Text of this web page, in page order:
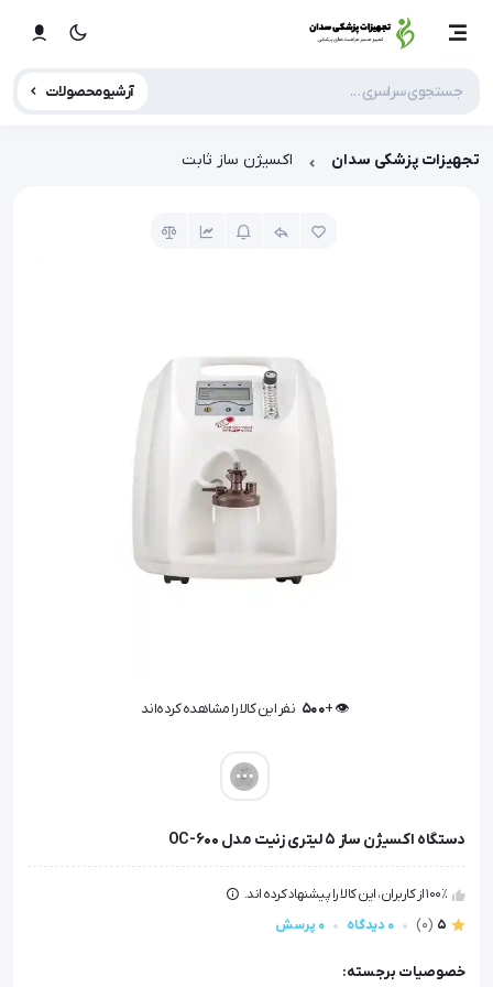
آرشیو محصولات
تجهیزات پزشکی سدان اکسیژن ساز ثابت
👁️ +
500 نفر این کالا را مشاهده کرده‌اند
دستگاه اکسیژن ساز 5 لیتری زنیت مدل OC-600
100٪ از کاربران، این کالا را پیشنهاد کرده اند.
5
(0) 0 دیدگاه 0 پرسش
خصوصیات برجسته: